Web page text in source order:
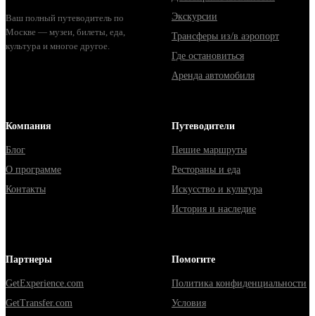
Ваш полный путеводитель по
Москве — музеи, билеты, еда,
культура и многое другое.
Экскурсии
Трансферы из/в аэропорт
Где остановиться
Аренда автомобиля
Компания
Блог
О программе
Контакты
Путеводители
Пешие маршруты
Рестораны и еда
Искусство и культура
История и наследие
Партнеры
GetExperience.com
GetTransfer.com
Помогите
Политика конфиденциальности
Условия